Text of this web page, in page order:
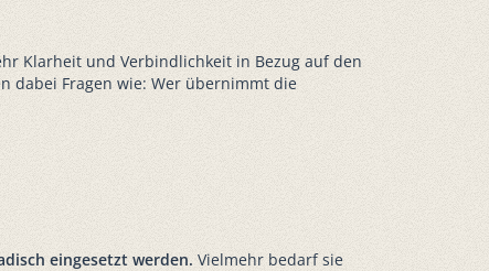
Klarheit und Verbindlichkeit in Bezug auf den
dabei Fragen wie: Wer übernimmt die
eingesetzt werden. Vielmehr bedarf sie